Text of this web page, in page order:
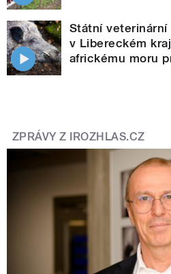
Státní veterinární
v Libereckém
africkému moru
ZPRÁVY Z IROZHLAS.CZ